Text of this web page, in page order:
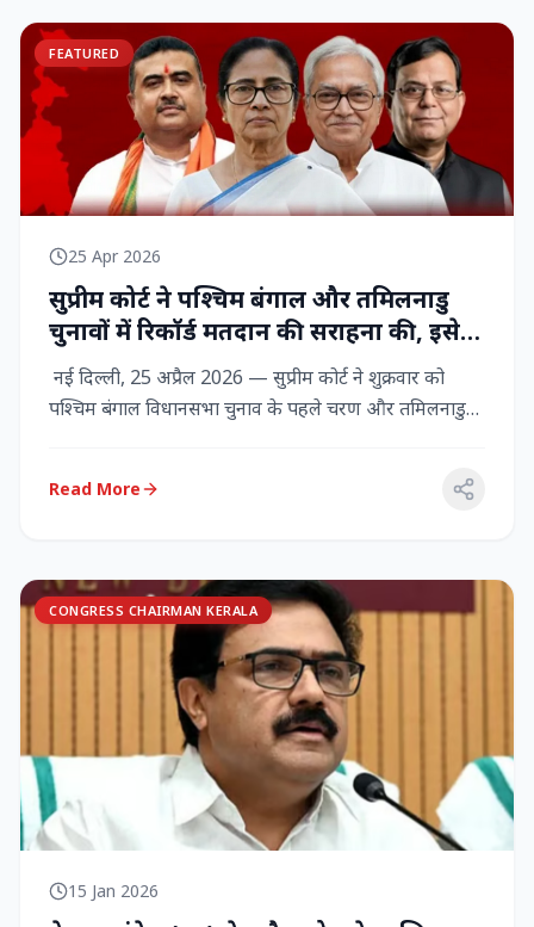
FEATURED
25 Apr 2026
सुप्रीम कोर्ट ने पश्चिम बंगाल और तमिलनाडु
चुनावों में रिकॉर्ड मतदान की सराहना की, इसे
नागरिक शक्ति का प्रदर्शन बताया
नई दिल्ली, 25 अप्रैल 2026 — सुप्रीम कोर्ट ने शुक्रवार को
पश्चिम बंगाल विधानसभा चुनाव के पहले चरण और तमिलनाडु
Read More
CONGRESS CHAIRMAN KERALA
15 Jan 2026